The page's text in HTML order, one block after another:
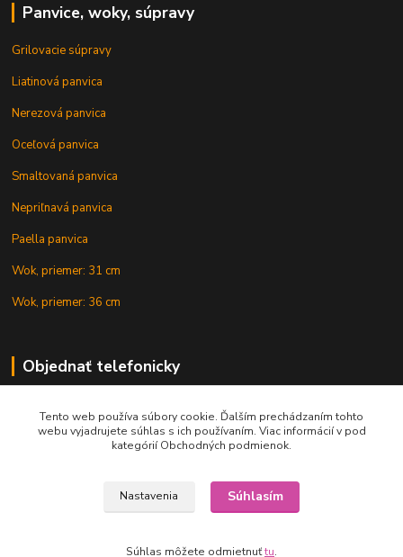
Panvice, woky, súpravy
Grilovacie súpravy
Liatinová panvica
Nerezová panvica
Oceľová panvica
Smaltovaná panvica
Nepriľnavá panvica
Paella panvica
Wok, priemer: 31 cm
Wok, priemer: 36 cm
Objednať telefonicky
+421 902 212 007
Copyright © 2015-2020 KOTLIK NA GULAS.online, všetky práva vyhradené
Tento web používa súbory cookie. Ďalším prechádzaním tohto
webu vyjadrujete súhlas s ich používaním. Viac informácií v pod
kategórií Obchodných podmienok.
Nastavenia Súhlasím
Súhlas môžete odmietnuťtu.